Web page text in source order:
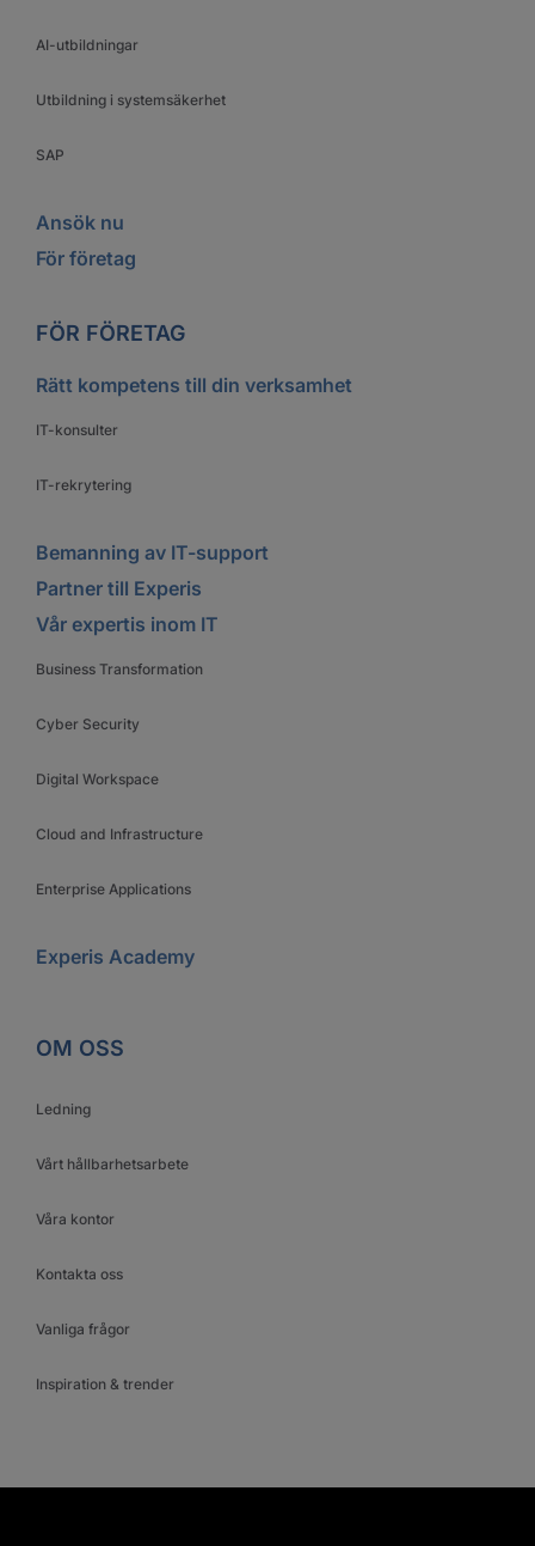
AI-utbildningar
Utbildning i systemsäkerhet
SAP
Ansök nu
För företag
FÖR FÖRETAG
Rätt kompetens till din verksamhet
IT-konsulter
IT-rekrytering
Bemanning av IT-support
Partner till Experis
Vår expertis inom IT
Business Transformation
Cyber Security
Digital Workspace
Cloud and Infrastructure
Enterprise Applications
Experis Academy
OM OSS
Ledning
Vårt hållbarhetsarbete
Våra kontor
Kontakta oss
Vanliga frågor
Inspiration & trender